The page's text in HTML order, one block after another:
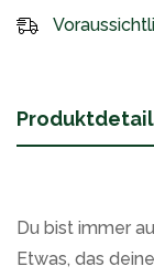
Du bist immer
Etwas, das